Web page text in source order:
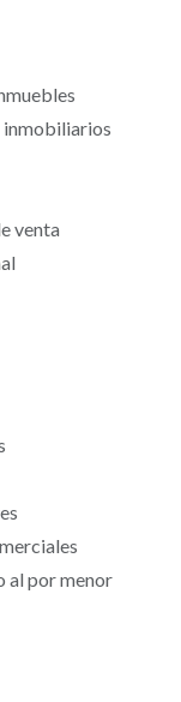
inmobiliarios
venta
al por menor